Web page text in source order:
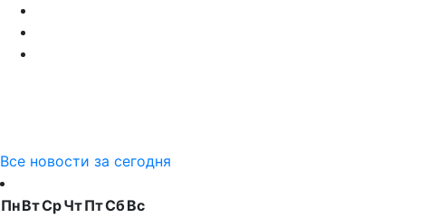
Все новости за сегодня
ПнВтСрЧтПтСбВс